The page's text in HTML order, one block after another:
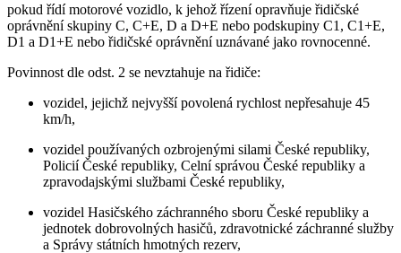
pokud řídí motorové vozidlo, k jehož řízení opravňuje řidičské
oprávnění skupiny C, C+E, D a D+E nebo podskupiny C1, C1+E,
D1 a D1+E nebo řidičské oprávnění uznávané jako rovnocenné.
Povinnost dle odst. 2 se nevztahuje na řidiče:
vozidel, jejichž nejvyšší povolená rychlost nepřesahuje 45
km/h,
vozidel používaných ozbrojenými silami České republiky,
Policií České republiky, Celní správou České republiky a
zpravodajskými službami České republiky,
vozidel Hasičského záchranného sboru České republiky a
jednotek dobrovolných hasičů, zdravotnické záchranné služby
a Správy státních hmotných rezerv,